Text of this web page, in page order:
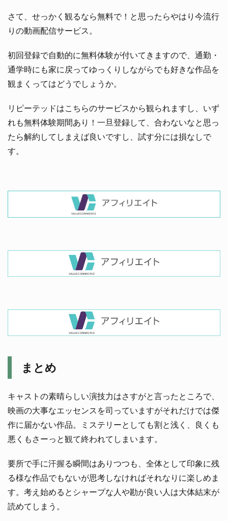
さて、せっかく観るなら無料で！と思ったらやはり今流行
りの動画配信サービス。
初回登録で自動的に無料体験が付いてきますので、通勤・
通学時にも家に戻ってゆっくりしながらでも好きな作品を
観まくってはどうでしょうか。
リピーテッドはこちらのサービスから観られますし、いず
れも無料体験期間あり！一旦登録して、合わないなと思っ
たら解約してしまえば良いですし、試す分には損なしで
す。
まとめ
キャストの素晴らしい演技力はさすがと言ったところで、
映画の大事なエッセンスを司っていますがそれだけでは傑
作に届かない作品。ミステリーとしても割と浅く、良くも
悪くもさーっと観て終われてしまいます。
要所で手に汗握る瞬間はありつつも、全体として印象に残
る様な作品でもないが思考しなければそれなりに楽しめま
す。考え始めるとシャープな人や勘が良い人は大体結末が
読めてしまう。